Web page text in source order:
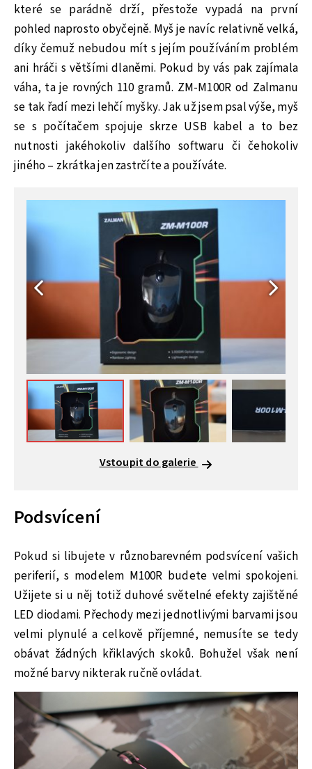
které se parádně drží, přestože vypadá na první
pohled naprosto obyčejně. Myš je navíc relativně velká,
díky čemuž nebudou mít s jejím používáním problém
ani hráči s většími dlaněmi. Pokud by vás pak zajímala
váha, ta je rovných 110 gramů. ZM-M100R od Zalmanu
se tak řadí mezi lehčí myšky. Jak už jsem psal výše, myš
se s počítačem spojuje skrze USB kabel a to bez
nutnosti jakéhokoliv dalšího softwaru či čehokoliv
jiného – zkrátka jen zastrčíte a používáte.
Vstoupit do galerie
Podsvícení
Pokud si libujete v různobarevném podsvícení vašich
periferií, s modelem M100R budete velmi spokojeni.
Užijete si u něj totiž duhové světelné efekty zajištěné
LED diodami. Přechody mezi jednotlivými barvami jsou
velmi plynulé a celkově příjemné, nemusíte se tedy
obávat žádných křiklavých skoků. Bohužel však není
možné barvy nikterak ručně ovládat.